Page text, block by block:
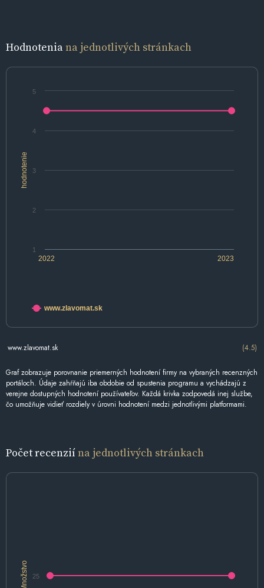
Hodnoteniana jednotlivých stránkach
hodnotenie
2022 2023
1
2
3
4
5
www.zlavomat.sk
www.zlavomat.sk (4.5)
Graf zobrazuje porovnanie priemerných hodnotení firmy na vybraných recenzných
portáloch. Údaje zahŕňajú iba obdobie od spustenia programu a vychádzajú z
verejne dostupných hodnotení používateľov. Každá krivka zodpovedá inej službe,
čo umožňuje vidieť rozdiely v úrovni hodnotení medzi jednotlivými platformami.
Počet recenziína jednotlivých stránkach
Množstvo 25